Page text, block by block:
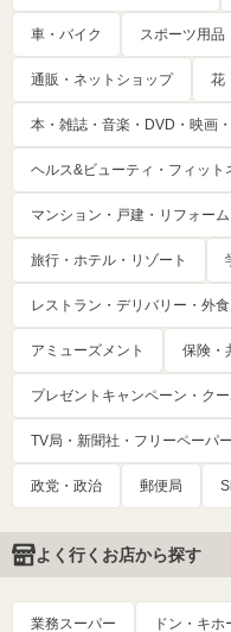
車・バイク スポーツ用品
通販・ネットショップ 花
本・雑誌・音楽・DVD・映画
ヘルス&ビューティ・フィット
マンション・戸建・リフォー
旅行・ホテル・リゾート
レストラン・デリバリー・外食
アミューズメント 保険・
プレゼントキャンペーン・ク
TV局・新聞社・フリーペーパ
政党・政治 郵便局
よく行くお店から探す
業務スーパー ドン・キホ